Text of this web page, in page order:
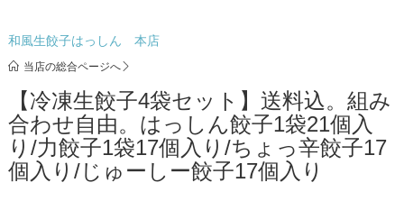
和風生餃子はっしん 本店
当店の総合ページへ
【冷凍生餃子4袋セット】送料込。組み
合わせ自由。はっしん餃子1袋21個入
り/力餃子1袋17個入り/ちょっ辛餃子17
個入り/じゅーしー餃子17個入り